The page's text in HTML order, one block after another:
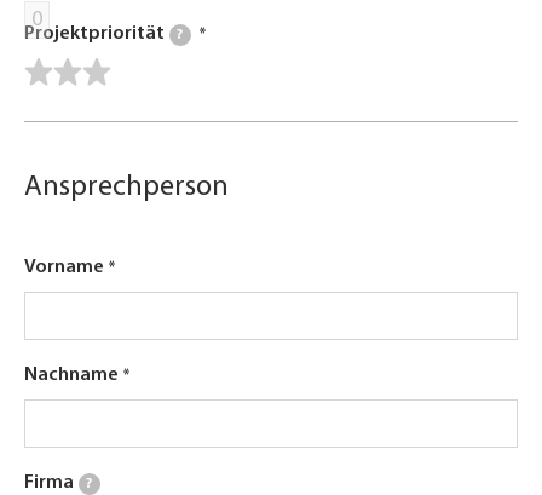
0
Projektpriorität ?
Ansprechperson
Vorname
Nachname
Firma ?